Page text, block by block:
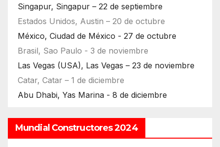
Singapur, Singapur – 22 de septiembre
Estados Unidos, Austin – 20 de octubre
México, Ciudad de México - 27 de octubre
Brasil, Sao Paulo - 3 de noviembre
Las Vegas (USA), Las Vegas – 23 de noviembre
Catar, Catar – 1 de diciembre
Abu Dhabi, Yas Marina - 8 de diciembre
Mundial Constructores 2024